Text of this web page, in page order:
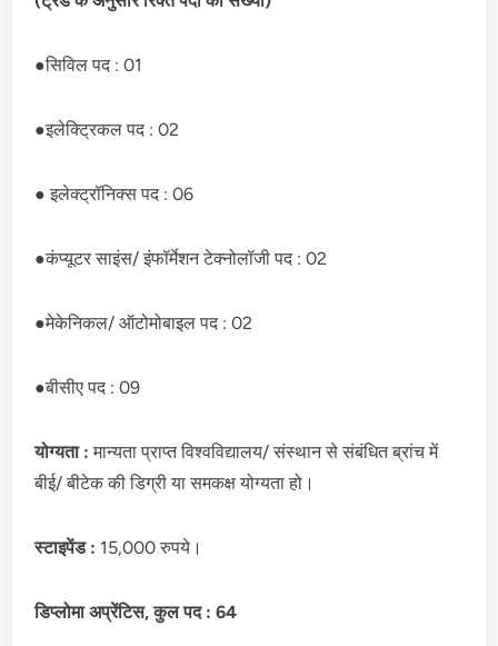
●सिविल पद : 01
●इलेक्ट्रिकल पद : 02
● इलेक्ट्रॉनिक्स पद : 06
●कंप्यूटर साइंस/ इंफॉर्मेशन टेक्नोलॉजी पद : 02
●मेकेनिकल/ ऑटोमोबाइल पद : 02
●बीसीए पद : 09
योग्यता :मान्यता प्राप्त विश्वविद्यालय/ संस्थान से संबंधित ब्रांच में
बीई/ बीटेक की डिग्री या समकक्ष योग्यता हो।
स्टाइपेंड : 15,000 रुपये।
डिप्लोमा अप्रेंटिस, कुल पद : 64